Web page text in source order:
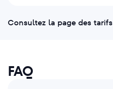
Consultez la page des tarifs
FAQ